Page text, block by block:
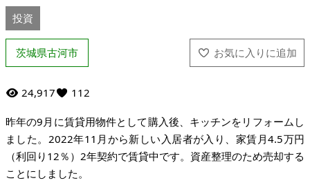
投資
茨城県古河市
24,917 112
昨年の9月に賃貸用物件として購入後、キッチンをリフォームし
ました。2022年11月から新しい入居者が入り、家賃月4.5万円
（利回り12％）2年契約で賃貸中です。資産整理のため売却する
ことにしました。